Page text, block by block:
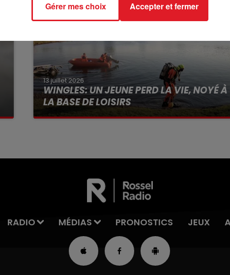
13 juillet 2026
WINGLES: UN JEUNE PERD LA VIE, NOYÉ À
LA BASE DE LOISIRS
La victime a coulé à pic
RADIO MÉDIAS PRONOSTICS JEUX
Gérer mes choix Accepter et fermer